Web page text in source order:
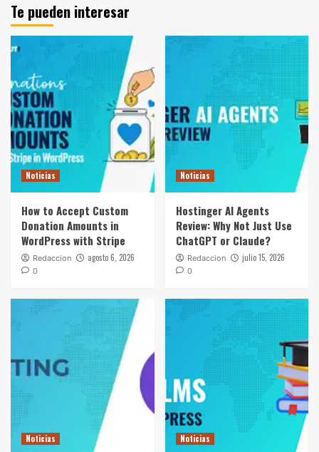
Te pueden interesar
Noticias
How to Accept Custom
Donation Amounts in
WordPress with Stripe
Redaccion agosto 6, 2026
0
Noticias
Hostinger AI Agents
Review: Why Not Just Use
ChatGPT or Claude?
Redaccion julio 15, 2026
0
Noticias Noticias